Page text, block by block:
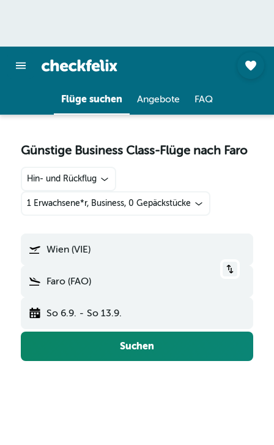
Flüge suchen Angebote FAQ
Günstige Business Class-Flüge nach Faro
Hin- und Rückflug
1 Erwachsene*r, Business, 0 Gepäckstücke
Wien (VIE)
Faro (FAO)
So 6.9. - So 13.9.
Suchen